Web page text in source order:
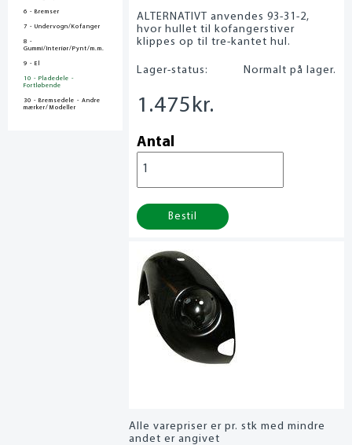
6 - Bremser
7 - Undervogn/Kofanger
8 -
Gummi/Interiør/Pynt/m.m.
9 - El
10 - Pladedele -
Fortløbende
30 - Bremsedele - Andre
mærker/Modeller
ALTERNATIVT anvendes 93-31-2,
hvor hullet til kofangerstiver
klippes op til tre-kantet hul.
Lager-status: Normalt på lager.
1.475 kr.
Antal
Bestil
Alle varepriser er pr. stk med mindre
andet er angivet